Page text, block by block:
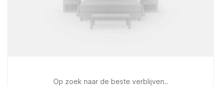
Op zoek naar de beste verblijven..